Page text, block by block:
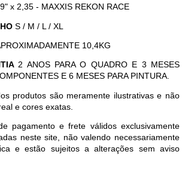
x 2,35 - MAXXIS REKON RACE
S / M / L / XL
10,4KG
2 ANOS PARA O QUADRO E 3 MESES
E 6 MESES PARA PINTURA.
produtos são meramente ilustrativas e não
e cores exatas.
pagamento e frete válidos exclusivamente
neste site, não valendo necessariamente
e estão sujeitos a alterações sem aviso